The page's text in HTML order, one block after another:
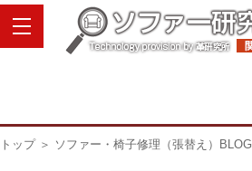
トップ＞ ソファー・椅子修理（張替え）BLOG